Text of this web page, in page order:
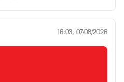
16:03, 07/08/2026